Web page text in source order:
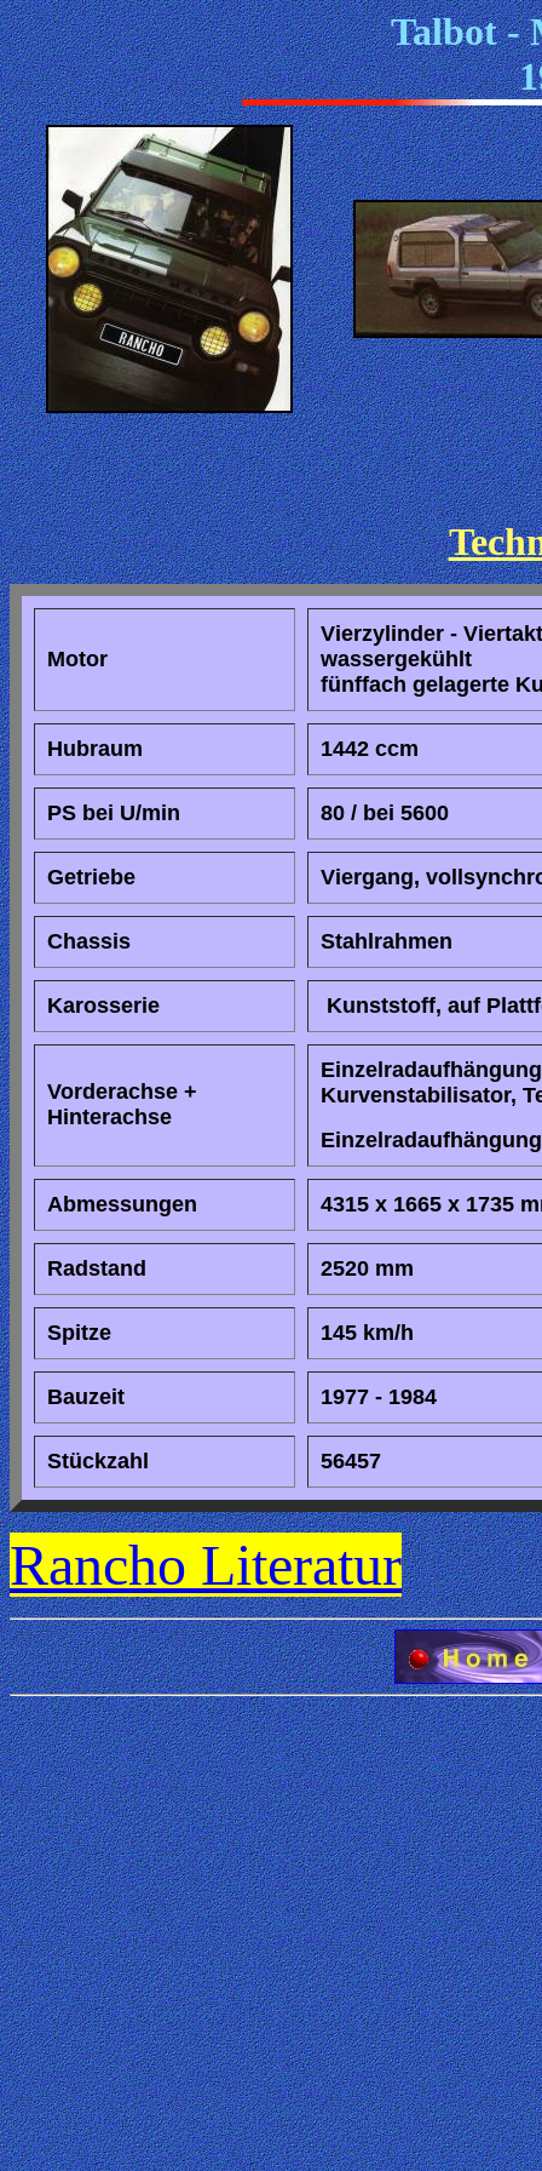
Talbot -
Motor
Vierzylinder -
wassergekühlt
fünffach gelagerte
Hubraum 1442 ccm
PS bei U/min 80 / bei 5600
Getriebe Viergang,
Chassis Stahlrahmen
Karosserie Kunststoff, auf
Vorderachse +
Hinterachse
Kurvenstabilisator,
Abmessungen 4315 x 1665 x 1735
Radstand 2520 mm
Spitze 145 km/h
Bauzeit 1977 - 1984
Stückzahl 56457
Rancho Literatur